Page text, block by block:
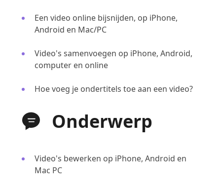
Een video online bijsnijden, op iPhone,
Android en Mac/PC
Video's samenvoegen op iPhone, Android,
computer en online
Hoe voeg je ondertitels toe aan een video?
Onderwerp
Video's bewerken op iPhone, Android en
Mac PC